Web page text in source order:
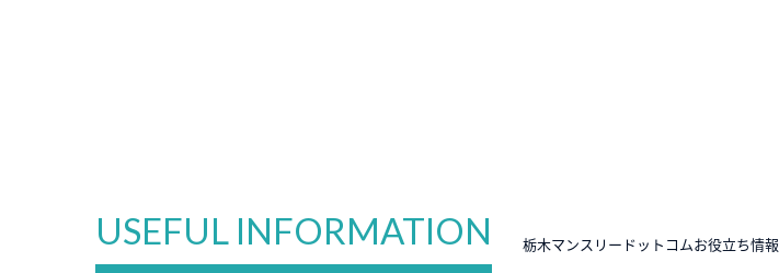
USEFUL INFORMATION 栃木マンスリードットコムお役立ち情報